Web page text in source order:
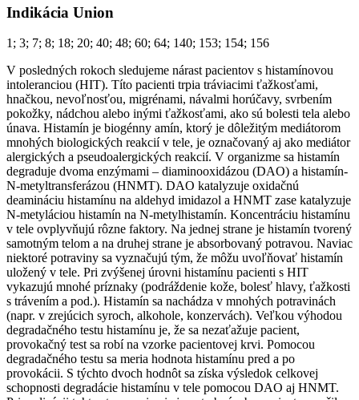
Indikácia Union
1; 3; 7; 8; 18; 20; 40; 48; 60; 64; 140; 153; 154; 156
V posledných rokoch sledujeme nárast pacientov s histamínovou
intoleranciou (HIT). Títo pacienti trpia tráviacimi ťažkosťami,
hnačkou, nevoľnosťou, migrénami, návalmi horúčavy, svrbením
pokožky, nádchou alebo inými ťažkosťami, ako sú bolesti tela alebo
únava. Histamín je biogénny amín, ktorý je dôležitým mediátorom
mnohých biologických reakcií v tele, je označovaný aj ako mediátor
alergických a pseudoalergických reakcií. V organizme sa histamín
degraduje dvoma enzýmami – diaminooxidázou (DAO) a histamín-
N-metyltransferázou (HNMT). DAO katalyzuje oxidačnú
deamináciu histamínu na aldehyd imidazol a HNMT zase katalyzuje
N-metyláciou histamín na N-metylhistamín. Koncentráciu histamínu
v tele ovplyvňujú rôzne faktory. Na jednej strane je histamín tvorený
samotným telom a na druhej strane je absorbovaný potravou. Naviac
niektoré potraviny sa vyznačujú tým, že môžu uvoľňovať histamín
uložený v tele. Pri zvýšenej úrovni histamínu pacienti s HIT
vykazujú mnohé príznaky (podráždenie kože, bolesť hlavy, ťažkosti
s trávením a pod.). Histamín sa nachádza v mnohých potravinách
(napr. v zrejúcich syroch, alkohole, konzervách). Veľkou výhodou
degradačného testu histamínu je, že sa nezaťažuje pacient,
provokačný test sa robí na vzorke pacientovej krvi. Pomocou
degradačného testu sa meria hodnota histamínu pred a po
provokácii. S týchto dvoch hodnôt sa získa výsledok celkovej
schopnosti degradácie histamínu v tele pomocou DAO aj HNMT.